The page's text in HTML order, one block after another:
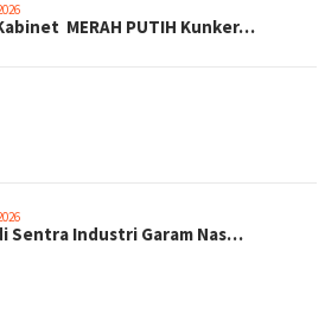
MERAH PUTIH Kunker…
Sentra Industri Garam Nas…